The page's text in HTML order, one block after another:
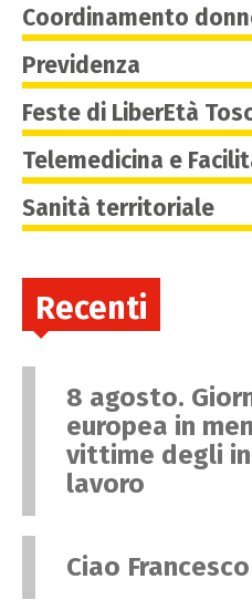
Coordinamento
Previdenza
Feste di LiberEtà
Telemedicina e
Sanità territoriale
Recenti
8 agosto.
europea in
vittime degli
lavoro
Ciao Francesco